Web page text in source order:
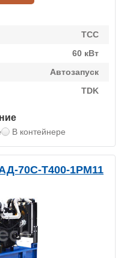
ТСС
60 кВт
Автозапуск
TDK
В контейнере
70С-Т400-1РМ11